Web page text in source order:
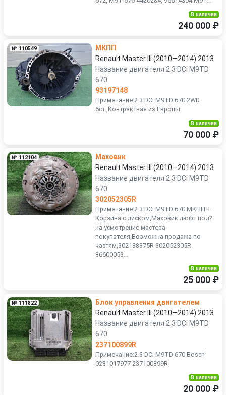
В наличии
240 000 ₽
№ 110549
МКПП
Renault Master III (2010—2014) 2013
Название двигателя 2.3 DCi M9TD
670
93197148
Примечание:2.3 DCi M9TD 670 2WD
6ст.,Контрактная из Европы
В наличии
70 000 ₽
№ 112104
Маховик
Renault Master III (2010—2014) 2013
Название двигателя 2.3 DCi M9TD
670
302052305R
Примечание:2.3 DCi M9TD 670 МКПП +
Корзина с диском,Маховик люфт под?
на усмотрение мастера-
покупателя,Возможна продажа по
частям,302188875R 302052305R
86600053...
В наличии
25 000 ₽
№ 111822
Блок управления двигателем
Renault Master III (2010—2014) 2013
Название двигателя 2.3 DCi M9TD
670
237100899R
Примечание:2.3 DCi M9TD 670 Bosch
0281017977 237100899R
В наличии
20 000 ₽